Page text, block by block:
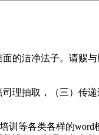
的洁净法子。请赐
理抽取，（三）传
等各类各样的word